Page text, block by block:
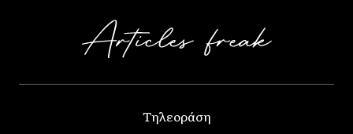
Τηλεοράση